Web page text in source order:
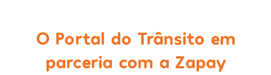
O Portal do Trânsito em
parceria com a Zapay